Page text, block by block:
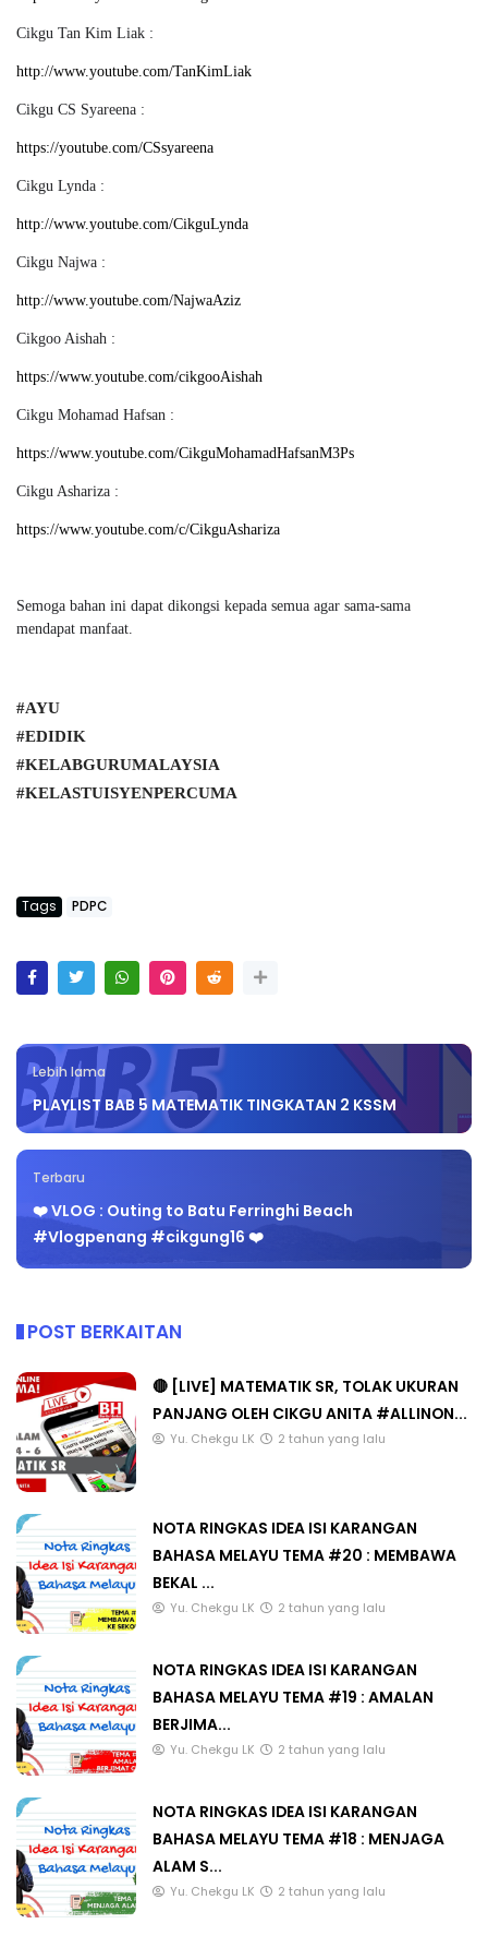
Cikgu Tan Kim Liak :
http://www.youtube.com/TanKimLiak
Cikgu CS Syareena :
https://youtube.com/CSsyareena
Cikgu Lynda :
http://www.youtube.com/CikguLynda
Cikgu Najwa :
http://www.youtube.com/NajwaAziz
Cikgoo Aishah :
https://www.youtube.com/cikgooAishah
Cikgu Mohamad Hafsan :
https://www.youtube.com/CikguMohamadHafsanM3Ps
Cikgu Ashariza :
https://www.youtube.com/c/CikguAshariza
Semoga bahan ini dapat dikongsi kepada semua agar sama-sama
mendapat manfaat.
#AYU
#EDIDIK
#KELABGURUMALAYSIA
#KELASTUISYENPERCUMA
Tags PDPC
Lebih lama
PLAYLIST BAB 5 MATEMATIK TINGKATAN 2 KSSM
Terbaru
❤️ VLOG : Outing to Batu Ferringhi Beach
#Vlogpenang​ #cikgung16 ❤️
POST BERKAITAN
🔴 [LIVE] MATEMATIK SR, TOLAK UKURAN
PANJANG OLEH CIKGU ANITA #ALLINON...
Yu. Chekgu LK 2 tahun yang lalu
NOTA RINGKAS IDEA ISI KARANGAN
BAHASA MELAYU TEMA #20 : MEMBAWA
BEKAL ...
Yu. Chekgu LK 2 tahun yang lalu
NOTA RINGKAS IDEA ISI KARANGAN
BAHASA MELAYU TEMA #19 : AMALAN
BERJIMA...
Yu. Chekgu LK 2 tahun yang lalu
NOTA RINGKAS IDEA ISI KARANGAN
BAHASA MELAYU TEMA #18 : MENJAGA
ALAM S...
Yu. Chekgu LK 2 tahun yang lalu